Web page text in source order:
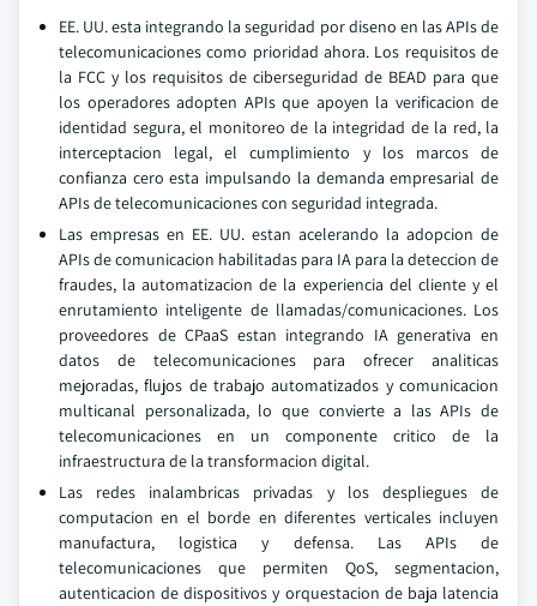
EE. UU. esta integrando la seguridad por diseno en las APIs de
telecomunicaciones como prioridad ahora. Los requisitos de
la FCC y los requisitos de ciberseguridad de BEAD para que
los operadores adopten APIs que apoyen la verificacion de
identidad segura, el monitoreo de la integridad de la red, la
interceptacion legal, el cumplimiento y los marcos de
confianza cero esta impulsando la demanda empresarial de
APIs de telecomunicaciones con seguridad integrada.
Las empresas en EE. UU. estan acelerando la adopcion de
APIs de comunicacion habilitadas para IA para la deteccion de
fraudes, la automatizacion de la experiencia del cliente y el
enrutamiento inteligente de llamadas/comunicaciones. Los
proveedores de CPaaS estan integrando IA generativa en
datos de telecomunicaciones para ofrecer analiticas
mejoradas, flujos de trabajo automatizados y comunicacion
multicanal personalizada, lo que convierte a las APIs de
telecomunicaciones en un componente critico de la
infraestructura de la transformacion digital.
Las redes inalambricas privadas y los despliegues de
computacion en el borde en diferentes verticales incluyen
manufactura, logistica y defensa. Las APIs de
telecomunicaciones que permiten QoS, segmentacion,
autenticacion de dispositivos y orquestacion de baja latencia